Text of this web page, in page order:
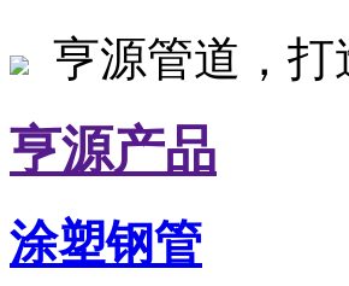
亨源管道，
亨源产品
涂塑钢管